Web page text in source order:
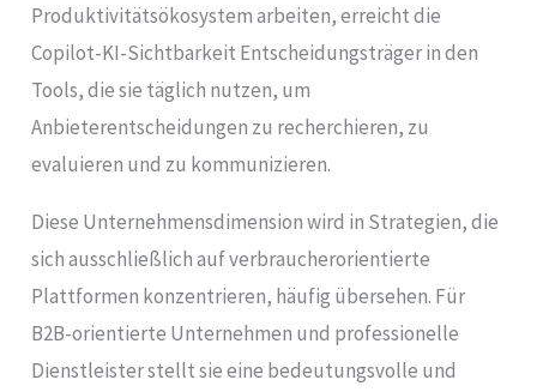
Produktivitätsökosystem arbeiten, erreicht die
Copilot-KI-Sichtbarkeit Entscheidungsträger in den
Tools, die sie täglich nutzen, um
Anbieterentscheidungen zu recherchieren, zu
evaluieren und zu kommunizieren.
Diese Unternehmensdimension wird in Strategien, die
sich ausschließlich auf verbraucherorientierte
Plattformen konzentrieren, häufig übersehen. Für
B2B-orientierte Unternehmen und professionelle
Dienstleister stellt sie eine bedeutungsvolle und